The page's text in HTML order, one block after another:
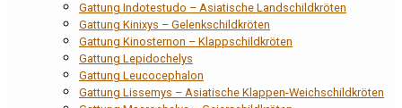
Gattung Indotestudo – Asiatische Landschildkröten
Gattung Kinixys – Gelenkschildkröten
Gattung Kinosternon – Klappschildkröten
Gattung Lepidochelys
Gattung Leucocephalon
Gattung Lissemys – Asiatische Klappen-Weichschildkröten